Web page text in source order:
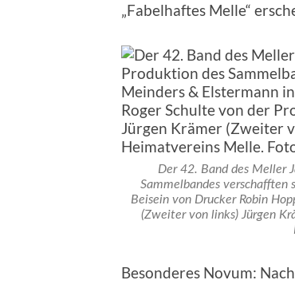
„Fabelhaftes Melle“
Der 42. Band des Meller
Sammelbandes verschafften
Beisein von Drucker Robin
(Zweiter von links) Jürgen
Besonderes Novum: